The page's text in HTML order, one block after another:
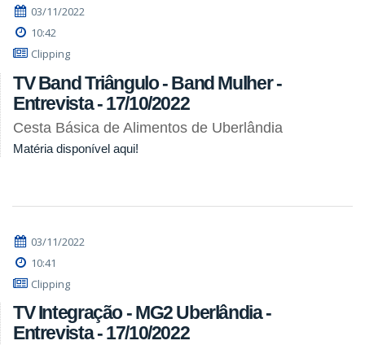
03/11/2022
10:42
Clipping
TV Band Triângulo - Band Mulher -
Entrevista - 17/10/2022
Cesta Básica de Alimentos de Uberlândia
Matéria disponível aqui!
03/11/2022
10:41
Clipping
TV Integração - MG2 Uberlândia -
Entrevista - 17/10/2022